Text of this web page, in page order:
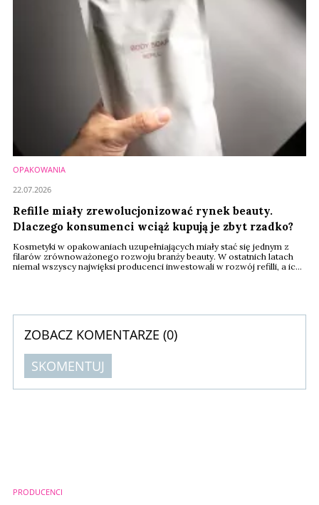
OPAKOWANIA
Refille miały zrewolucjonizować rynek beauty.
Dlaczego konsumenci wciąż kupują je zbyt rzadko?
Kosmetyki w opakowaniach uzupełniających miały stać się jednym z
filarów zrównoważonego rozwoju branży beauty. W ostatnich latach
niemal wszyscy najwięksi producenci inwestowali w rozwój refilli, a ich
22.07.2026
ZOBACZ KOMENTARZE (0)
SKOMENTUJ
PRODUCENCI